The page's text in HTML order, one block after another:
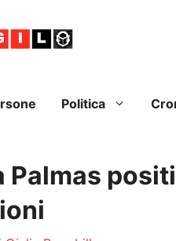
Politica
Palmas